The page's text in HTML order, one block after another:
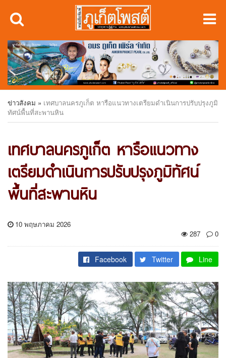
ข่าวสังคม » เทศบาลนครภูเก็ต หารือแนวทางเตรียมดำเนินการปรับปรุงภูมิ
ทัศน์พื้นที่สะพานหิน
เทศบาลนครภูเก็ต หารือแนวทาง
เตรียมดำเนินการปรับปรุงภูมิทัศน์
พื้นที่สะพานหิน
10 พฤษภาคม 2026
287
0
Facebook Twitter Line